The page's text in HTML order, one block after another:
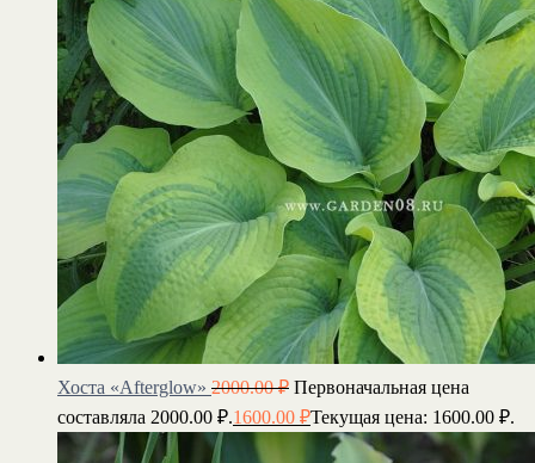
Хоста «Afterglow» 2000.00₽ Первоначальная цена
составляла 2000.00 ₽.1600.00 ₽Текущая цена: 1600.00 ₽.